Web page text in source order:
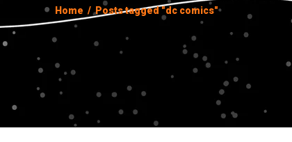
Home / Posts tagged "dc comics"